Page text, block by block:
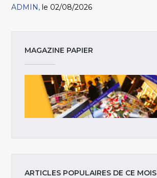
ADMIN le 02/08/2026
MAGAZINE PAPIER
ARTICLES POPULAIRES DE CE MOIS